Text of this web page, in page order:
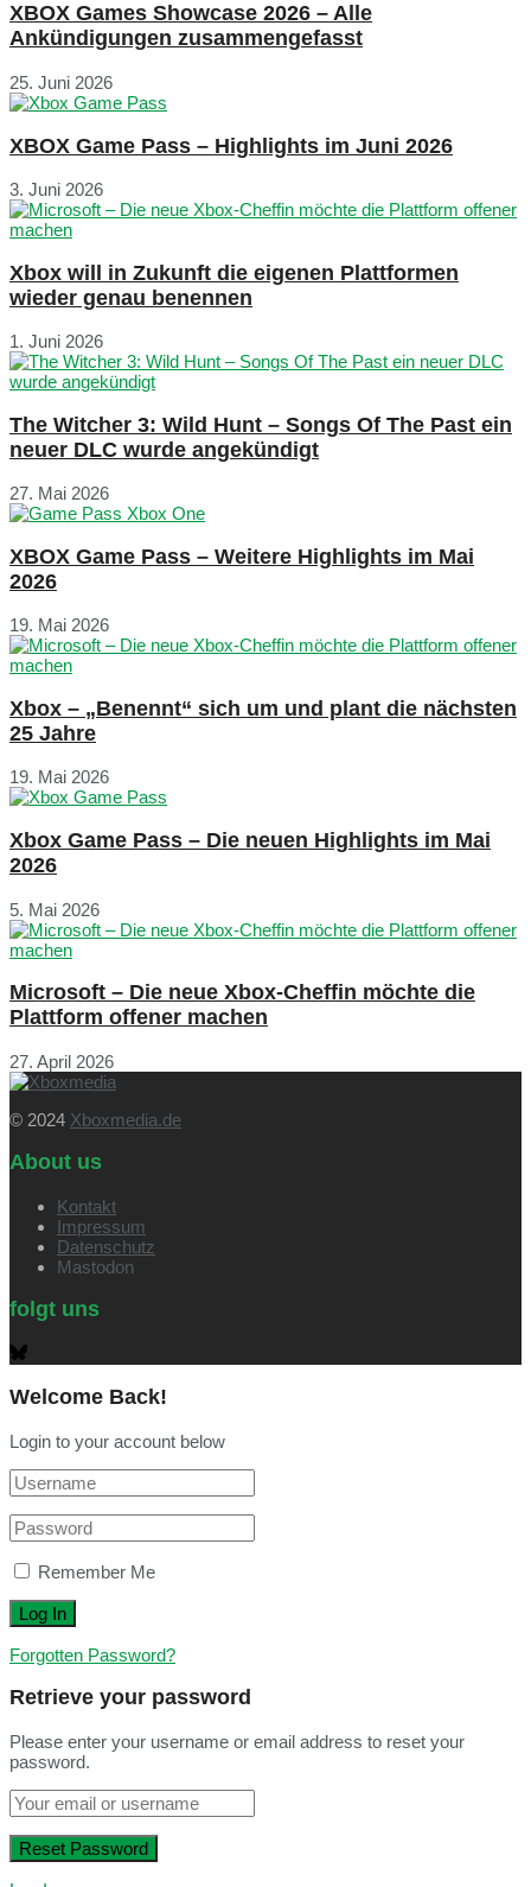
XBOX Games Showcase 2026 – Alle
Ankündigungen zusammengefasst
25. Juni 2026
XBOX Game Pass – Highlights im Juni 2026
3. Juni 2026
Xbox will in Zukunft die eigenen Plattformen
wieder genau benennen
1. Juni 2026
The Witcher 3: Wild Hunt – Songs Of The Past ein
neuer DLC wurde angekündigt
27. Mai 2026
XBOX Game Pass – Weitere Highlights im Mai
2026
19. Mai 2026
Xbox – „Benennt“ sich um und plant die nächsten
25 Jahre
19. Mai 2026
Xbox Game Pass – Die neuen Highlights im Mai
2026
5. Mai 2026
Microsoft – Die neue Xbox-Cheffin möchte die
Plattform offener machen
27. April 2026
© 2024 Xboxmedia.de
About us
Kontakt
Impressum
Datenschutz
Mastodon
folgt uns
Welcome Back!
Login to your account below
Remember Me
Forgotten Password?
Retrieve your password
Please enter your username or email address to reset your
password.